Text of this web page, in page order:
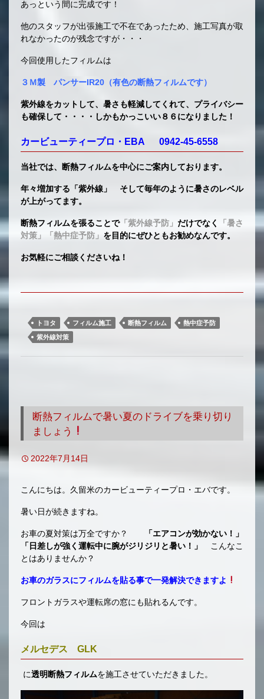
あっという間に完成です！
他のスタッフが出張施工で不在であったため、施工写真が取
れなかったのが残念ですが・・・
今回使用したフィルムは
３Ｍ製 パンサーIR20（有色の断熱フィルムです）
紫外線をカットして、暑さも軽減してくれて、プライバシー
も確保して・・・・しかもかっこいい８６になりました！
カービューティープロ・EBA 0942-45-6558
当社では、断熱フィルムを中心にご案内しております。
年々増加する「紫外線」 そして毎年のように暑さのレベル
が上がってます。
断熱フィルムを張ることで「紫外線予防」 だけでなく
「暑さ
対策」「熱中症予防」 を目的にぜひともお勧めなんです。
お気軽にご相談くださいね！
トヨタ フィルム施工 断熱フィルム
熱中症予防
紫外線対策
断熱フィルムで暑い夏のドライブを乗り切り
ましょう
2022年7月14日
こんにちは。久留米のカービューティープロ・エバです。
暑い日が続きますね。
お車の夏対策は万全ですか？
「エアコンが効かない！」
「日差しが強く運転中に腕がジリジリと暑い！」
こんなこ
とはありませんか？
お車のガラスにフィルムを貼る事で一発解決できますよ
フロントガラスや運転席の窓にも貼れるんです。
今回は
メルセデス GLK
に透明断熱フィルムを施工させていただきました。